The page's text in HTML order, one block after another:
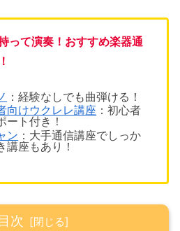
って演奏！おすすめ楽器通
：経験なしでも1曲弾ける！
向けウクレレ講座 ：初心者
ート付き！
ン ：大手通信講座でしっか
講座もあり！
次